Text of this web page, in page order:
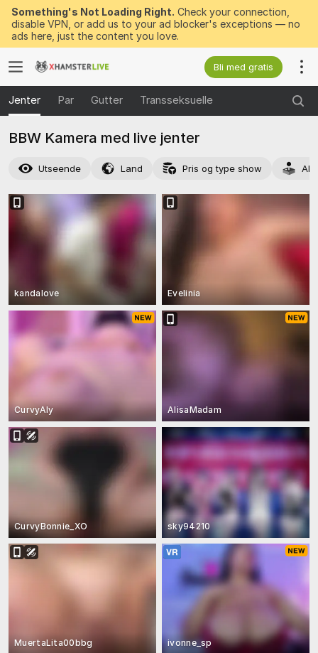
Something's Not Loading Right. Check your connection,
disable VPN, or add us to your ad blocker's exceptions — no
ads here, just the content you love.
Bli med gratis
Jenter Par Gutter Transseksuelle
BBW Kamera med live jenter
Utseende Land Pris og type show
kandalove Evelinia
CurvyAly AlisaMadam
CurvyBonnie_XO sky94210
MuertaLita00bbg ivonne_sp